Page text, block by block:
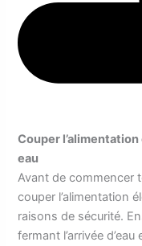
Couper
eau
Avant de commencer
couper l’alimentation
raisons de sécurité.
fermant l’arrivée